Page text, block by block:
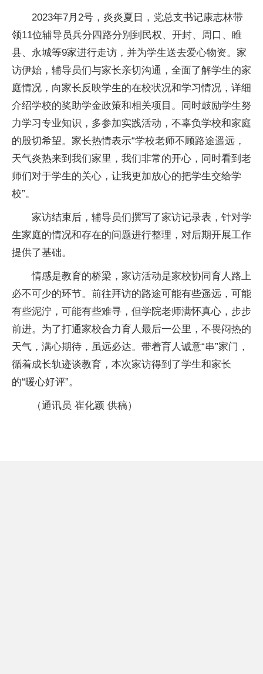
2023年7月2号，炎炎夏日，党总支书记康志林带
领11位辅导员兵分四路分别到民权、开封、周口、睢
县、永城等9家进行走访，并为学生送去爱心物资。家
访伊始，辅导员们与家长亲切沟通，全面了解学生的家
庭情况，向家长反映学生的在校状况和学习情况，详细
介绍学校的奖助学金政策和相关项目。同时鼓励学生努
力学习专业知识，多参加实践活动，不辜负学校和家庭
的殷切希望。家长热情表示“学校老师不顾路途遥远，
天气炎热来到我们家里，我们非常的开心，同时看到老
师们对于学生的关心，让我更加放心的把学生交给学
校”。
家访结束后，辅导员们撰写了家访记录表，针对学
生家庭的情况和存在的问题进行整理，对后期开展工作
提供了基础。
情感是教育的桥梁，家访活动是家校协同育人路上
必不可少的环节。前往拜访的路途可能有些遥远，可能
有些泥泞，可能有些难寻，但学院老师满怀真心，步步
前进。为了打通家校合力育人最后一公里，不畏闷热的
天气，满心期待，虽远必达。带着育人诚意“串”家门，
循着成长轨迹谈教育，本次家访得到了学生和家长
的“暖心好评”。
（通讯员 崔化颖 供稿）